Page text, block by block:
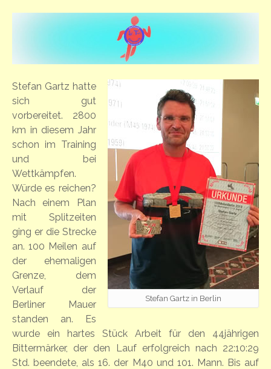
Stefan Gartz in Berlin
Stefan Gartz hatte
sich gut
vorbereitet. 2800
km in diesem Jahr
schon im Training
und bei
Wettkämpfen.
Würde es reichen?
Nach einem Plan
mit Splitzeiten
ging er die Strecke
an. 100 Meilen auf
der ehemaligen
Grenze, dem
Verlauf der
Berliner Mauer
standen an. Es
wurde ein hartes Stück Arbeit für den 44jährigen
Bittermärker, der den Lauf erfolgreich nach 22:10:29
Std. beendete, als 16. der M40 und 101. Mann. Bis auf